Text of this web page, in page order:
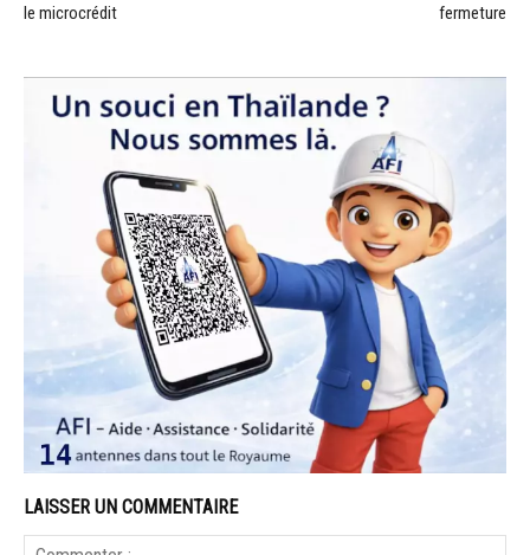
le microcrédit
fermeture
LAISSER UN COMMENTAIRE